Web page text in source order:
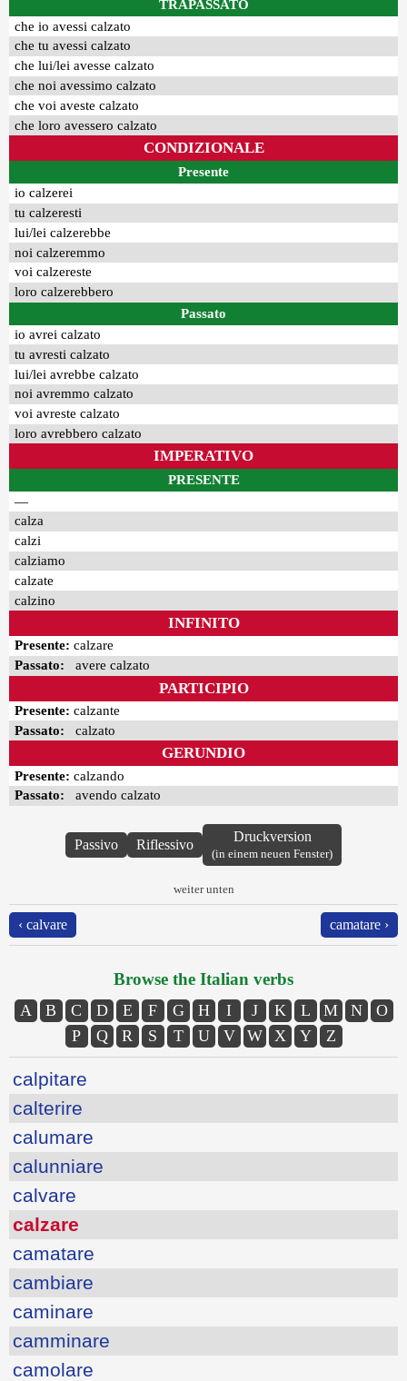
TRAPASSATO
che io avessi calzato
che tu avessi calzato
che lui/lei avesse calzato
che noi avessimo calzato
che voi aveste calzato
che loro avessero calzato
CONDIZIONALE
Presente
io calzerei
tu calzeresti
lui/lei calzerebbe
noi calzeremmo
voi calzereste
loro calzerebbero
Passato
io avrei calzato
tu avresti calzato
lui/lei avrebbe calzato
noi avremmo calzato
voi avreste calzato
loro avrebbero calzato
IMPERATIVO
PRESENTE
—
calza
calzi
calziamo
calzate
calzino
INFINITO
Presente: calzare
Passato: avere calzato
PARTICIPIO
Presente: calzante
Passato: calzato
GERUNDIO
Presente: calzando
Passato: avendo calzato
Passivo Riflessivo
Druckversion
(in einem neuen Fenster)
weiter unten
‹ calvare camatare ›
Browse the Italian verbs
A B C D E F G H I J K L M N
O
P
Q R S T U V W X Y Z
calpitare
calterire
calumare
calunniare
calvare
calzare
camatare
cambiare
caminare
camminare
camolare